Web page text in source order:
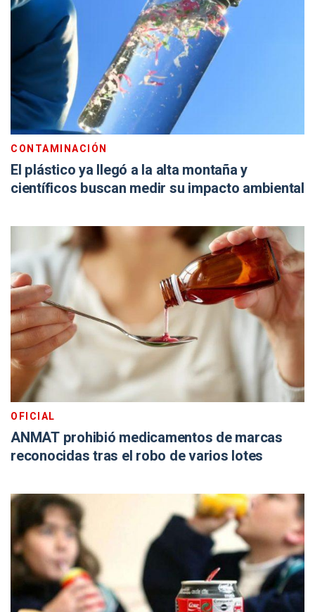
CONTAMINACIÓN
El plástico ya llegó a la alta montaña y
científicos buscan medir su impacto ambiental
OFICIAL
ANMAT prohibió medicamentos de marcas
reconocidas tras el robo de varios lotes